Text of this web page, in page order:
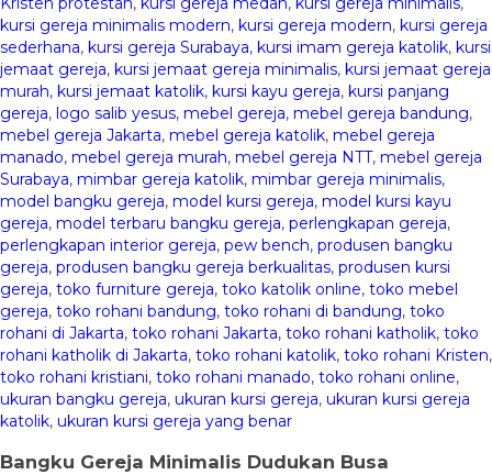
kursi gereja minimalis modern, kursi gereja modern, kursi gereja
sederhana, kursi gereja Surabaya, kursi imam gereja katolik, kursi
jemaat gereja, kursi jemaat gereja minimalis, kursi jemaat gereja
murah, kursi jemaat katolik, kursi kayu gereja, kursi panjang
gereja, logo salib yesus, mebel gereja, mebel gereja bandung,
mebel gereja Jakarta, mebel gereja katolik, mebel gereja
manado, mebel gereja murah, mebel gereja NTT, mebel gereja
Surabaya, mimbar gereja katolik, mimbar gereja minimalis,
model bangku gereja, model kursi gereja, model kursi kayu
gereja, model terbaru bangku gereja, perlengkapan gereja,
perlengkapan interior gereja, pew bench, produsen bangku
gereja, produsen bangku gereja berkualitas, produsen kursi
gereja, toko furniture gereja, toko katolik online, toko mebel
gereja, toko rohani bandung, toko rohani di bandung, toko
rohani di Jakarta, toko rohani Jakarta, toko rohani katholik, toko
rohani katholik di Jakarta, toko rohani katolik, toko rohani Kristen,
toko rohani kristiani, toko rohani manado, toko rohani online,
ukuran bangku gereja, ukuran kursi gereja, ukuran kursi gereja
katolik, ukuran kursi gereja yang benar
Bangku Gereja Minimalis Dudukan Busa